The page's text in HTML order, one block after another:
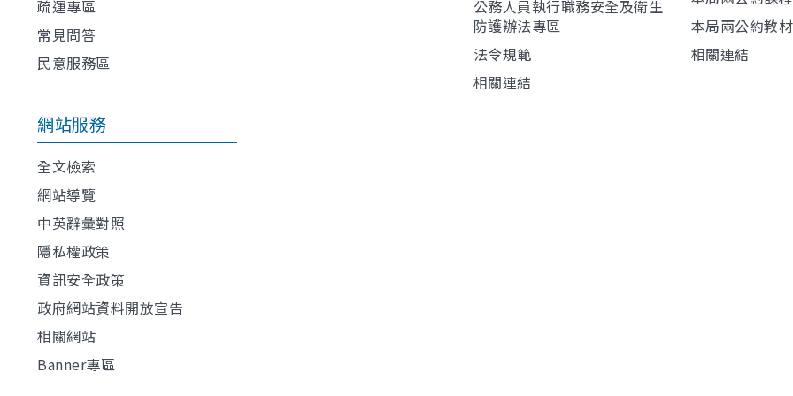
疏運專區
常見問答
民意服務區
公務人員執行職務安全及衛生
防護辦法專區
法令規範
相關連結
本局兩公約教材
相關連結
網站服務
全文檢索
網站導覽
中英辭彙對照
隱私權政策
資訊安全政策
政府網站資料開放宣告
相關網站
Banner專區